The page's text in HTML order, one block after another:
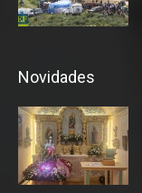
Novidades